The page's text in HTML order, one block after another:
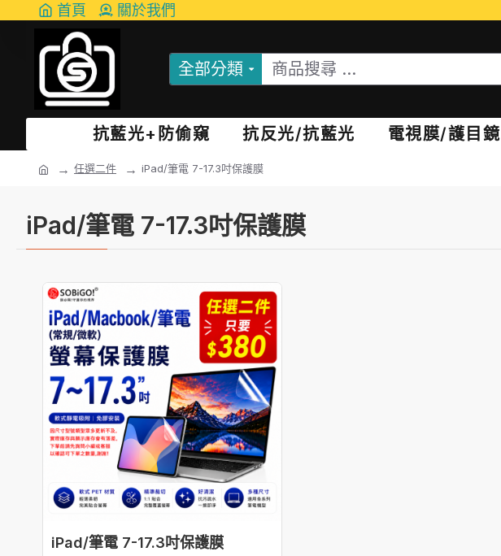
首頁 關於我們
全部分類
抗藍光+防偷窺 抗反光/抗藍光 電視膜/護目鏡
任選二件 iPad/筆電 7-17.3吋保護膜
iPad/筆電 7-17.3吋保護膜
iPad/筆電 7-17.3吋保護膜